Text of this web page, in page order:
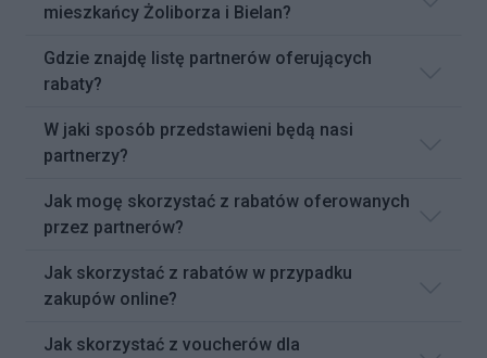
mieszkańcy Żoliborza i Bielan?
Gdzie znajdę listę partnerów oferujących
rabaty?
W jaki sposób przedstawieni będą nasi
partnerzy?
Jak mogę skorzystać z rabatów oferowanych
przez partnerów?
Jak skorzystać z rabatów w przypadku
zakupów online?
Jak skorzystać z voucherów dla